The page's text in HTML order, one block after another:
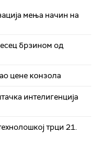
мења начин на
брзином од
цене конзола
интелигенција
трци 21.